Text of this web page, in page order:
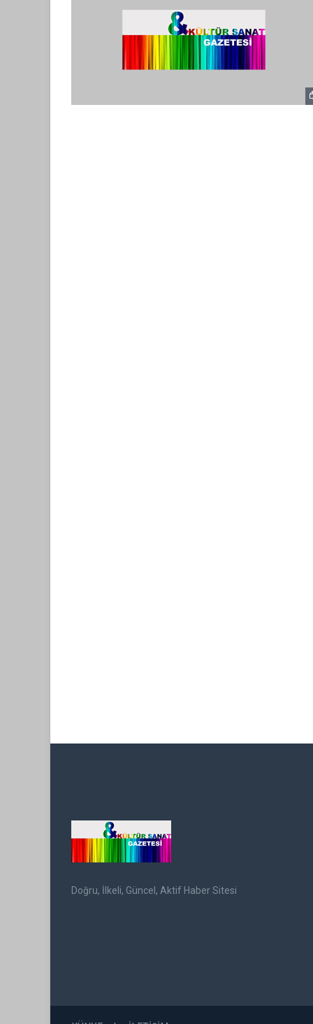
Doğru, İlkeli, Güncel, Aktif Haber Sitesi